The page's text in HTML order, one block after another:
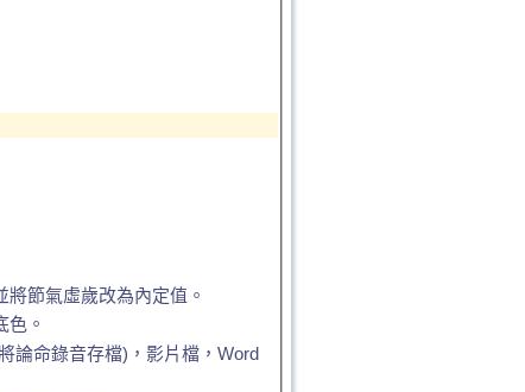
節氣虛歲改為內定值。
色。
論命錄音存檔)，影片檔，Word